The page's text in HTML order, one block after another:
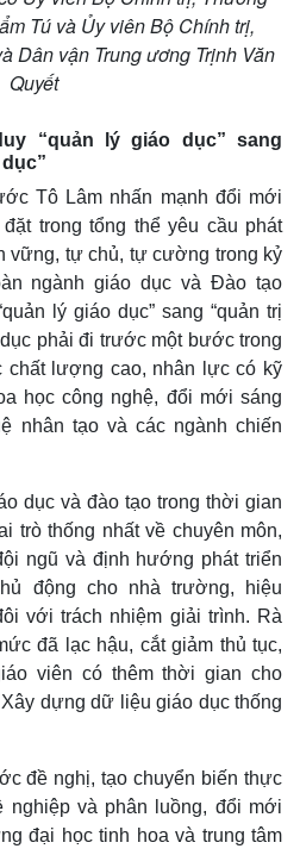
Quân sự - Quốc phòng
Vũ khí
Việt Nam
Tú và Ủy viên Bộ Chính trị,
Dân vận Trung ương Trịnh Văn
Quyết
“quản lý giáo dục” sang
Tô Lâm nhấn mạnh đổi mới
trong tổng thể yêu cầu phát
vững, tự chủ, tự cường trong kỷ
ngành giáo dục và Đào tạo
lý giáo dục” sang “quản trị
phải đi trước một bước trong
chất lượng cao, nhân lực có kỹ
học công nghệ, đổi mới sáng
nhân tạo và các ngành chiến
dục và đào tạo trong thời gian
trò thống nhất về chuyên môn,
ngũ và định hướng phát triển
động cho nhà trường, hiệu
với trách nhiệm giải trình. Rà
đã lạc hậu, cắt giảm thủ tục,
viên có thêm thời gian cho
dựng dữ liệu giáo dục thống
đề nghị, tạo chuyển biến thực
nghiệp và phân luồng, đổi mới
đại học tinh hoa và trung tâm